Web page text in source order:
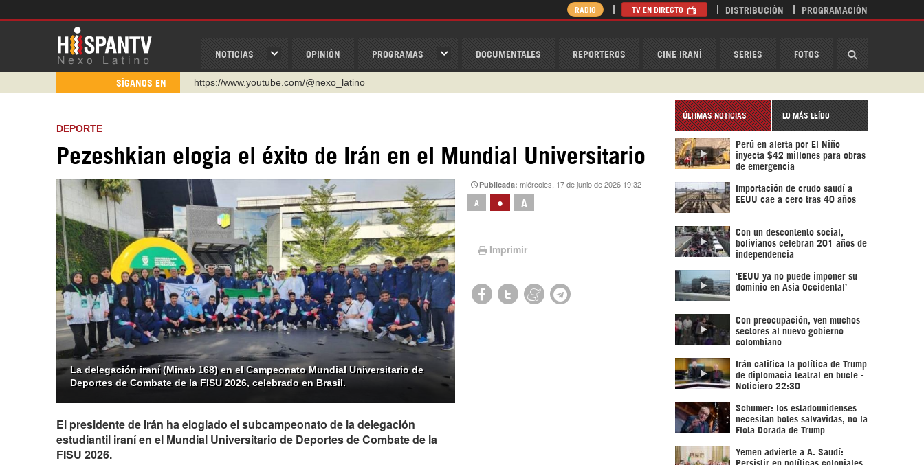
NOTICIAS OPINIÓN PROGRAMAS DOCUMENTALES REPORTEROS CINE IRANÍ SERIES FOTOS
RADIO TV EN DIRECTO DISTRIBUCIÓN PROGRAMACIÓN
SÍGANOS EN
https://www.youtube.com/@nexo_latino
https://urmedium.com/c/hispantv
WhatsApp y Viber: +98 921 79 29 404
Instagram como: hispan_tv
https://www.facebook.com/Nexolatino.Canal
DEPORTE
Pezeshkian elogia el éxito de Irán en el Mundial Universitario
La delegación iraní (Minab 168) en el Campeonato Mundial Universitario de
Deportes de Combate de la FISU 2026, celebrado en Brasil.
Publicada:miércoles, 17 de junio de 2026 19:32
A • A
Imprimir
El presidente de Irán ha elogiado el subcampeonato de la delegación
estudiantil iraní en el Mundial Universitario de Deportes de Combate de la
FISU 2026.
ÚLTIMAS NOTICIAS LO MÁS LEÍDO
Perú en alerta por El Niño
inyecta $42 millones para obras
de emergencia
Importación de crudo saudí a
EEUU cae a cero tras 40 años
Con un descontento social,
bolivianos celebran 201 años de
independencia
‘EEUU ya no puede imponer su
dominio en Asia Occidental’
Con preocupación, ven muchos
sectores al nuevo gobierno
colombiano
Irán califica la política de Trump
de diplomacia teatral en bucle -
Noticiero 22:30
Schumer: los estadounidenses
necesitan botes salvavidas, no la
Flota Dorada de Trump
Yemen advierte a A. Saudí:
Persistir en políticas coloniales